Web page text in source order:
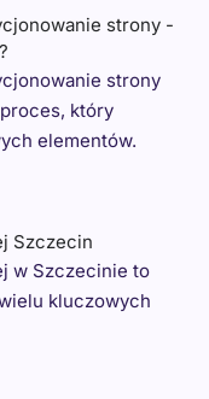
strony -
strony
który
elementów.
Szczecin
w Szczecinie to
kluczowych